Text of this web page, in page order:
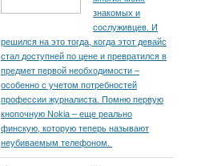
знакомых и
сослуживцев. И
решился на это тогда, когда этот девайс
стал доступней по цене и превратился в
предмет первой необходимости –
особенно с учетом потребностей
профессии журналиста. Помню первую
кнопочную Nokia – еще реально
финскую, которую теперь называют
неубиваемым телефоном.